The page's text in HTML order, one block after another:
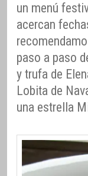
un menú
acercan
paso a paso
y trufa de
Lobita de
una estrella